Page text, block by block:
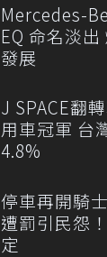
Mercedes-
EQ 命名淡
發展
J SPACE翻
用車冠軍 台
4.8%
停車再開騎
遭罰引民怨
定